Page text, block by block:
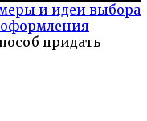
и идеи выбора
оформления
придать